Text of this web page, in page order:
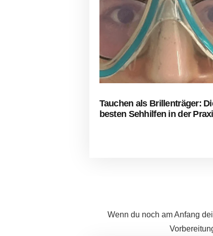
Tauchen als Brillenträger:
besten Sehhilfen in der
Wenn du noch am Anfang